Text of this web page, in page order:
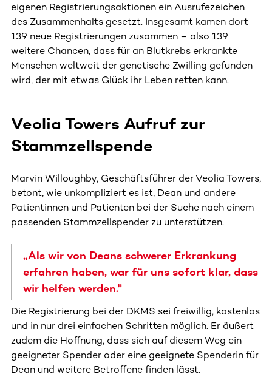
eigenen Registrierungsaktionen ein Ausrufezeichen
des Zusammenhalts gesetzt. Insgesamt kamen dort
139 neue Registrierungen zusammen – also 139
weitere Chancen, dass für an Blutkrebs erkrankte
Menschen weltweit der genetische Zwilling gefunden
wird, der mit etwas Glück ihr Leben retten kann.
Veolia Towers Aufruf zur
Stammzellspende
Marvin Willoughby, Geschäftsführer der Veolia Towers,
betont, wie unkompliziert es ist, Dean und andere
Patientinnen und Patienten bei der Suche nach einem
passenden Stammzellspender zu unterstützen.
„Als wir von Deans schwerer Erkrankung
erfahren haben, war für uns sofort klar, dass
wir helfen werden."
Die Registrierung bei der DKMS sei freiwillig, kostenlos
und in nur drei einfachen Schritten möglich. Er äußert
zudem die Hoffnung, dass sich auf diesem Weg ein
geeigneter Spender oder eine geeignete Spenderin für
Dean und weitere Betroffene finden lässt.